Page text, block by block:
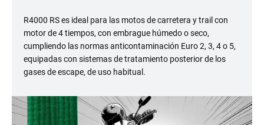
R4000 RS es ideal para las motos de carretera y trail con
motor de 4 tiempos, con embrague húmedo o seco,
cumpliendo las normas anticontaminación Euro 2, 3, 4 o 5,
equipadas con sistemas de tratamiento posterior de los
gases de escape, de uso habitual.